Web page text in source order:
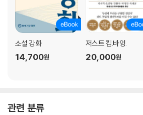
소설 강화
14,700원
저스트.킵.바잉.
20,000원
관련 분류